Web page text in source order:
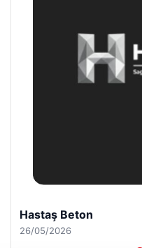
Hastaş Beton
26/05/2026